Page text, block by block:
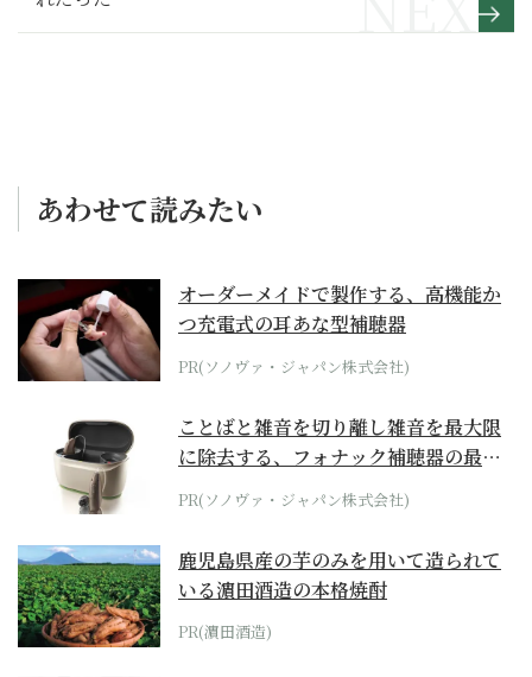
あわせて読みたい
オーダーメイドで製作する、高機能か
つ充電式の耳あな型補聴器
PR(ソノヴァ・ジャパン株式会社)
ことばと雑音を切り離し雑音を最大限
に除去する、フォナック補聴器の最上
位モデル
PR(ソノヴァ・ジャパン株式会社)
鹿児島県産の芋のみを用いて造られて
いる濵田酒造の本格焼酎
PR(濵田酒造)